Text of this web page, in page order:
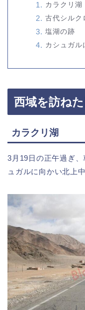
カラクリ湖
古代シルク
塩湖の跡
カシュガル
西域を訪ね
カラクリ湖
3月19日の正午過ぎ
ュガルに向かい北上中